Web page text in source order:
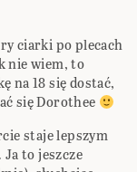
ciarki po plecach
nie wiem, to
na 18 się dostać,
się Dorothee
staje lepszym
to jeszcze